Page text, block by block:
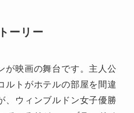
ーリー
が映画の舞台です。主人公
ルトがホテルの部屋を間違
、ウィンブルドン女子優勝